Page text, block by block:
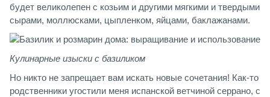
будет великолепен с козьим и другими мягкими и твердыми
сырами, моллюсками, цыпленком, яйцами, баклажанами.
Кулинарные изыски с базиликом
Но никто не запрещает вам искать новые сочетания! Как-то
родственники угостили меня испанской ветчиной серрано, с